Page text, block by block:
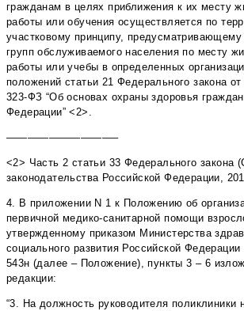
гражданам в целях приближения к их месту
работы или обучения осуществляется по
участковому принципу,
групп обслуживаемого населения по месту
работы или учебы в определенных
положений статьи 21 Федерального закона от
323-ФЗ “Об основах охраны здоровья
Федерации” <2>.
——————————–
<2> Часть 2 статьи 33 Федерального закона
законодательства Российской Федерации,
4. В приложении N 1 к Положению об
первичной медико-санитарной помощи
утвержденному приказом Министерства
социального развития Российской Федерации
543н (далее – Положение), пункты 3 – 6
редакции:
“3. На должность руководителя поликлиники